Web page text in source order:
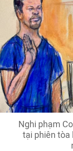
Nghi phạm
tại phiên tòa